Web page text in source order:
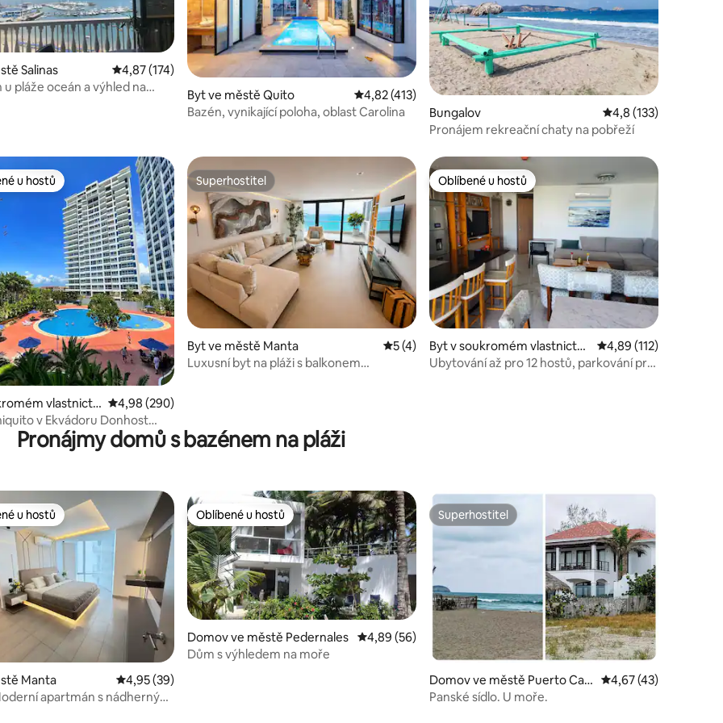
z 5, 100 hodnocení
Salinas Průměrné hodnocení 4,87 z 5, 174 hodnocení
4,87 (174)
pláže oceán a výhled na
Byt ve městě Quito Průměrné hodnocení 4,82 z 5, 413 hodnocení
4,82 (413)
Bazén, vynikající poloha, oblast Carolina
Bungalov Průměrné hodnocení
4,8 (133)
Pronájem rekreační chaty na pobřeží
z 5, 75 hodnocení
kategorii Oblíbené u hostů
u hostů
vlastnictví
Elena
Průměrné hodnocení 4,98 z 5, 290 hodnocení
4,98 (290)
v Ekvádoru Donhost
Superhostitel
Superhostitel
Byt ve městě Manta Průměrné hodnocení 5 z 5, 4 hodnocení
5 (4)
Luxusní byt na pláži s balkonem
Oblíbené u hostů
Oblíbené u hostů
Byt v soukromém vlastnictví
ve městě Bahia de Caraquez
Průměrné hodnocení
4,89 (112)
Ubytování až pro 12 hostů, parkování pro
Pronájmy domů s bazénem na pláži
kategorii Oblíbené u hostů
u hostů
Manta Průměrné hodnocení 4,95 z 5, 39 hodnocení
4,95 (39)
apartmán s nádherným
Oblíbené u hostů
Oblíbené u hostů
Domov ve městě Pedernales Průměrné hodnocení 4,89 z 5, 56 hodnocení
4,89 (56)
Dům s výhledem na moře
Superhostitel
Superhostitel
Domov ve městě Puerto Cay
o
Průměrné hodnocení
4,67 (43)
Panské sídlo. U moře.